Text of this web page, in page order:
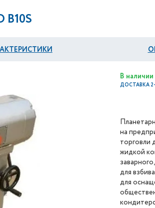
B10S
В наличии
ДОСТАВКА
на
торговли
жидкой
для
для